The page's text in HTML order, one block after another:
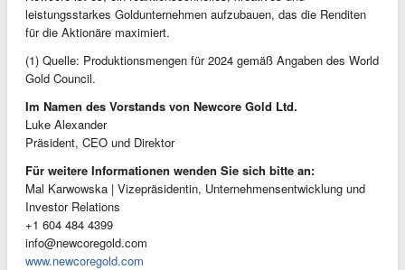
leistungsstarkes Goldunternehmen aufzubauen, das die Renditen
für die Aktionäre maximiert.
(1) Quelle: Produktionsmengen für 2024 gemäß Angaben des World
Gold Council.
Im Namen des Vorstands von Newcore Gold Ltd.
Luke Alexander
Präsident, CEO und Direktor
Für weitere Informationen wenden Sie sich bitte an:
Mal Karwowska | Vizepräsidentin, Unternehmensentwicklung und
Investor Relations
+1 604 484 4399
info@newcoregold.com
www.newcoregold.com